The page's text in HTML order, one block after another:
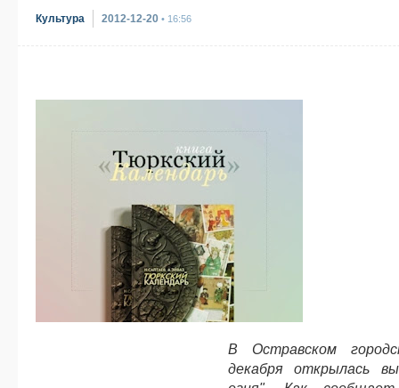
Культура 2012-12-20 • 16:56
В Остравском
декабря открылась